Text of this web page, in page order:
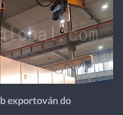
exportován do